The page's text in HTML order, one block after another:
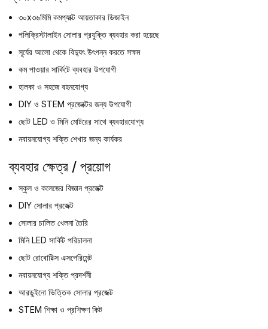
৩০x৩৬মিমি কমপ্যাক্ট আয়তাকার ডিজাইন
পলিক্রিস্টালাইন সোলার প্রযুক্তি ব্যবহার করা হয়েছে
সূর্যের আলো থেকে বিদ্যুৎ উৎপন্ন করতে সক্ষম
কম পাওয়ার সার্কিটে ব্যবহার উপযোগী
হালকা ও সহজে বহনযোগ্য
DIY ও STEM প্রজেক্টের জন্য উপযোগী
ছোট LED ও মিনি মোটরের সাথে ব্যবহারযোগ্য
নবায়নযোগ্য শক্তি শেখার জন্য কার্যকর
ব্যবহার ক্ষেত্র / প্রয়োগ
স্কুল ও কলেজের বিজ্ঞান প্রজেক্ট
DIY সোলার প্রজেক্ট
সোলার চালিত খেলনা তৈরি
মিনি LED সার্কিট পরিচালনা
ছোট রোবোটিক্স এক্সপেরিমেন্ট
নবায়নযোগ্য শক্তি প্রদর্শনী
আরডুইনো ভিত্তিক সোলার প্রজেক্ট
STEM শিক্ষা ও প্রশিক্ষণ কিট